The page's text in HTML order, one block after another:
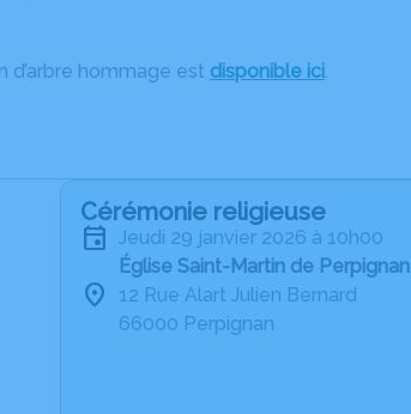
d’arbre hommage est disponible ici.
Cérémonie religieuse
jeudi 29 janvier 2026 à 10h00
Église Saint-Martin de Perpignan
12 Rue Alart Julien Bernard
66000 Perpignan